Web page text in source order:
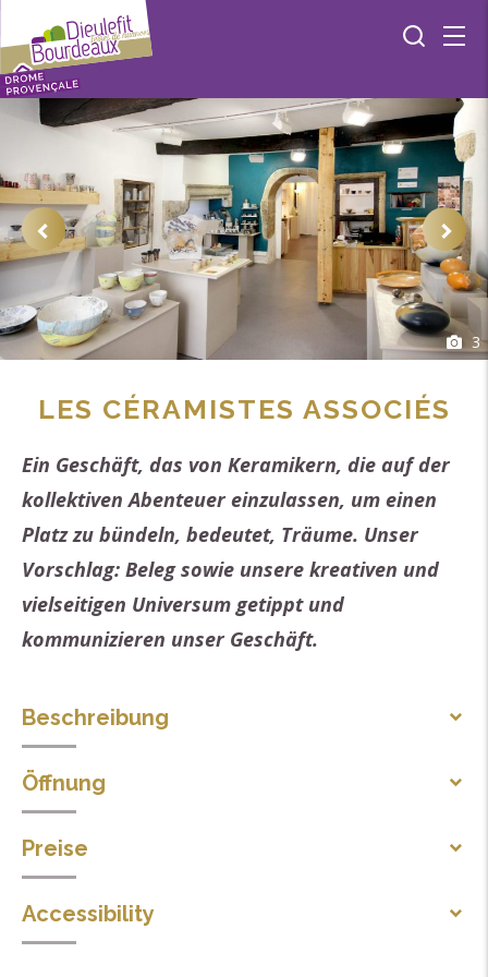
3
LES CÉRAMISTES ASSOCIÉS
Ein Geschäft, das von Keramikern, die auf der
kollektiven Abenteuer einzulassen, um einen
Platz zu bündeln, bedeutet, Träume. Unser
Vorschlag: Beleg sowie unsere kreativen und
vielseitigen Universum getippt und
kommunizieren unser Geschäft.
Beschreibung
Zwischen traditionellen Fertigkeiten und moderne
Originalität, sind Einzelstücke unserer Produktionen
entschlossen auf den jungen Schöpfung geworden. In
diesem Ort, unser Werk, um gerecht zu werden,
fordern Sie mit ihrer Einzigartigkeit und Vielfalt der
technischen und Landnutzung. Porzellan, Steinzeug,
Öffnung
Vom 01/03 bis 31/12.
Preise
Kreditkarte
Accessibility